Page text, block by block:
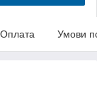
Оплата Умови